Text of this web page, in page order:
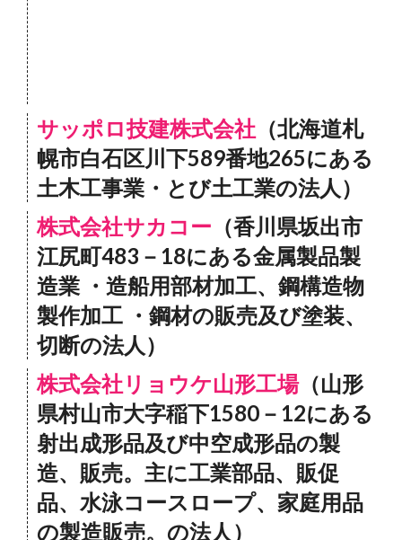
サッポロ技建株式会社 （北海道札
幌市白石区川下589番地265にある
土木工事業・とび土工業の法人）
株式会社サカコー （香川県坂出市
江尻町483－18にある金属製品製
造業 ・造船用部材加工、鋼構造物
製作加工 ・鋼材の販売及び塗装、
切断の法人）
株式会社リョウケ山形工場（山形
県村山市大字稲下1580－12にある
射出成形品及び中空成形品の製
造、販売。主に工業部品、販促
品、水泳コースロープ、家庭用品
の製造販売。の法人）